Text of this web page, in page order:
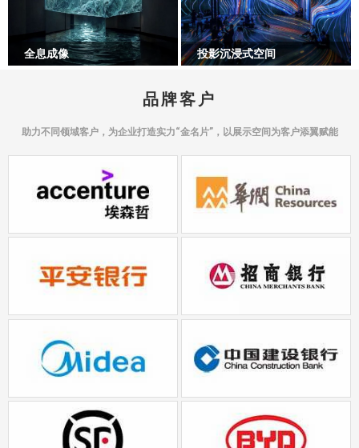
全息成像 投影沉浸式空间
品牌客户
助力不同领域客户，为企业打造实力“金名片”，以展示空间为客户添翼赋能